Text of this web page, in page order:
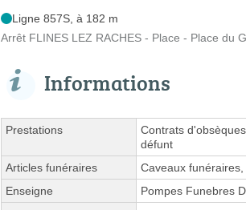
Ligne 857S, à 182 m
Arrêt FLINES LEZ RACHES - Place - Place du
Informations
Prestations
Contrats
défunt
Articles funéraires
Caveaux
Enseigne
Pompes Funebres